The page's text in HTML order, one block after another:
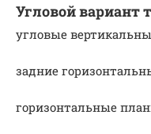
Угловой
угловые
задние
горизонтальные